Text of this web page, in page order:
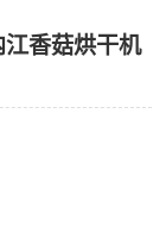
香菇烘干机